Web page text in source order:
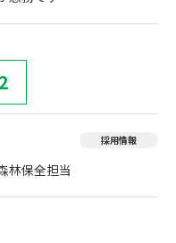
2
採用情報
林保全担当